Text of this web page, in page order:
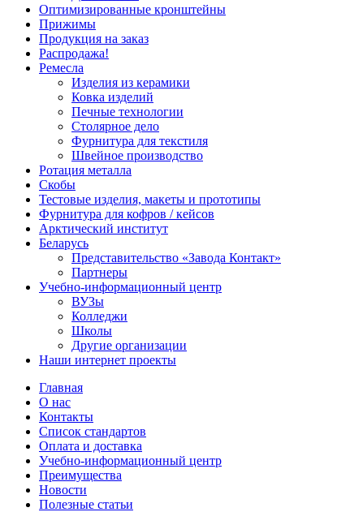
Оптимизированные кронштейны
Прижимы
Продукция на заказ
Распродажа!
Ремесла
Изделия из керамики
Ковка изделий
Печные технологии
Столярное дело
Фурнитура для текстиля
Швейное производство
Ротация металла
Скобы
Тестовые изделия, макеты и прототипы
Фурнитура для кофров / кейсов
Арктический институт
Беларусь
Представительство «Завода Контакт»
Партнеры
Учебно-информационный центр
ВУЗы
Колледжи
Школы
Другие организации
Наши интернет проекты
Главная
О нас
Контакты
Список стандартов
Оплата и доставка
Учебно-информационный центр
Преимущества
Новости
Полезные статьи